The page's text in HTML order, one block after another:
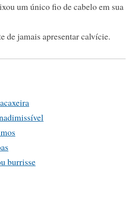
um único fio de cabelo em sua
de jamais apresentar calvície.
burrisse